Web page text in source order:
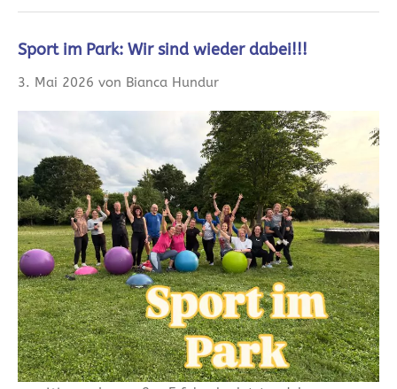
Sport im Park: Wir sind wieder dabei!!!
3. Mai 2026 von Bianca Hundur